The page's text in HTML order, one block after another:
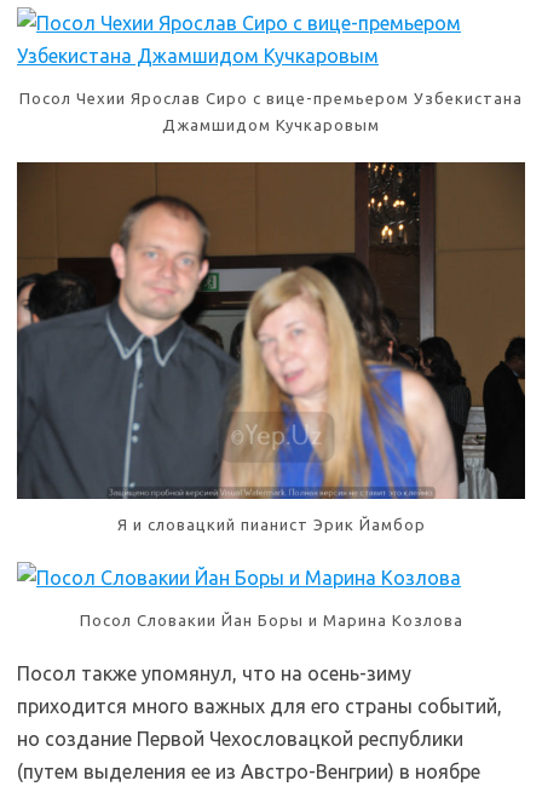
Посол Чехии Ярослав Сиро с вице-премьером Узбекистана
Джамшидом Кучкаровым
Я и словацкий пианист Эрик Йамбор
Посол Словакии Йан Боры и Марина Козлова
Посол также упомянул, что на осень-зиму
приходится много важных для его страны событий,
но создание Первой Чехословацкой республики
(путем выделения ее из Австро-Венгрии) в ноябре